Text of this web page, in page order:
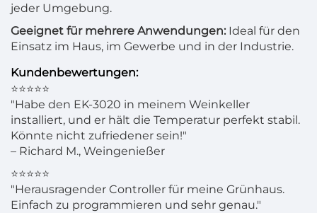
jeder Umgebung.
Geeignet für mehrere Anwendungen: Ideal für den
Einsatz im Haus, im Gewerbe und in der Industrie.
Kundenbewertungen:
⭐⭐⭐⭐⭐
"Habe den EK-3020 in meinem Weinkeller
installiert, und er hält die Temperatur perfekt stabil.
Könnte nicht zufriedener sein!"
– Richard M., Weingenießer
⭐⭐⭐⭐⭐
"Herausragender Controller für meine Grünhaus.
Einfach zu programmieren und sehr genau."